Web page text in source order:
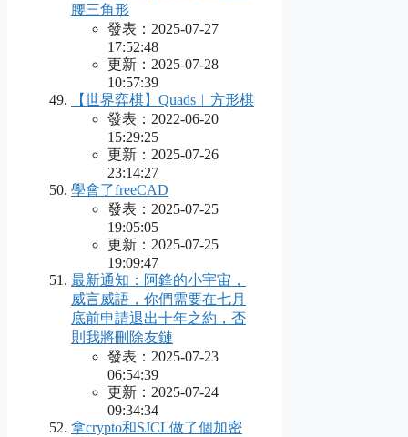
腰三角形
發表：2025-07-27
17:52:48
更新：2025-07-28
10:57:39
【世界弈棋】Quads︱方形棋
發表：2022-06-20
15:29:25
更新：2025-07-26
23:14:27
學會了freeCAD
發表：2025-07-25
19:05:05
更新：2025-07-25
19:09:47
最新通知：阿鋒的小宇宙，
威言威語，你們需要在七月
底前申請退出十年之約，否
則我將刪除友鏈
發表：2025-07-23
06:54:39
更新：2025-07-24
09:34:34
拿crypto和SJCL做了個加密